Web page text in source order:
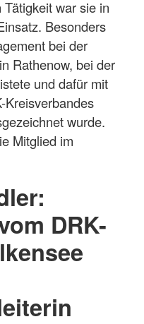
war sie in
Besonders
bei der
Rathenow, bei der
und dafür mit
Kreisverbandes
wurde.
Mitglied im
DRK-